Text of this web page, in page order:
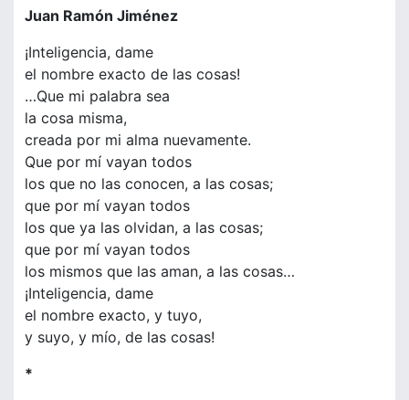
Juan Ramón Jiménez
¡Inteligencia, dame
el nombre exacto de las cosas!
…Que mi palabra sea
la cosa misma,
creada por mi alma nuevamente.
Que por mí vayan todos
los que no las conocen, a las cosas;
que por mí vayan todos
los que ya las olvidan, a las cosas;
que por mí vayan todos
los mismos que las aman, a las cosas…
¡Inteligencia, dame
el nombre exacto, y tuyo,
y suyo, y mío, de las cosas!
*